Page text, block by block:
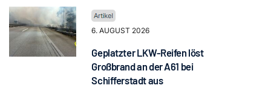
6. AUGUST 2026
Geplatzter LKW-Reifen löst
Großbrand an der A61 bei
Schifferstadt aus